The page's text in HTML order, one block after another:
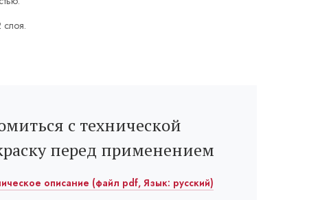
слоя.
с технической
перед применением
описание (файл pdf, Язык: русский)